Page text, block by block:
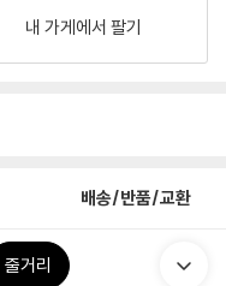
내 가게에서 팔기
배송/반품/교환
줄거리